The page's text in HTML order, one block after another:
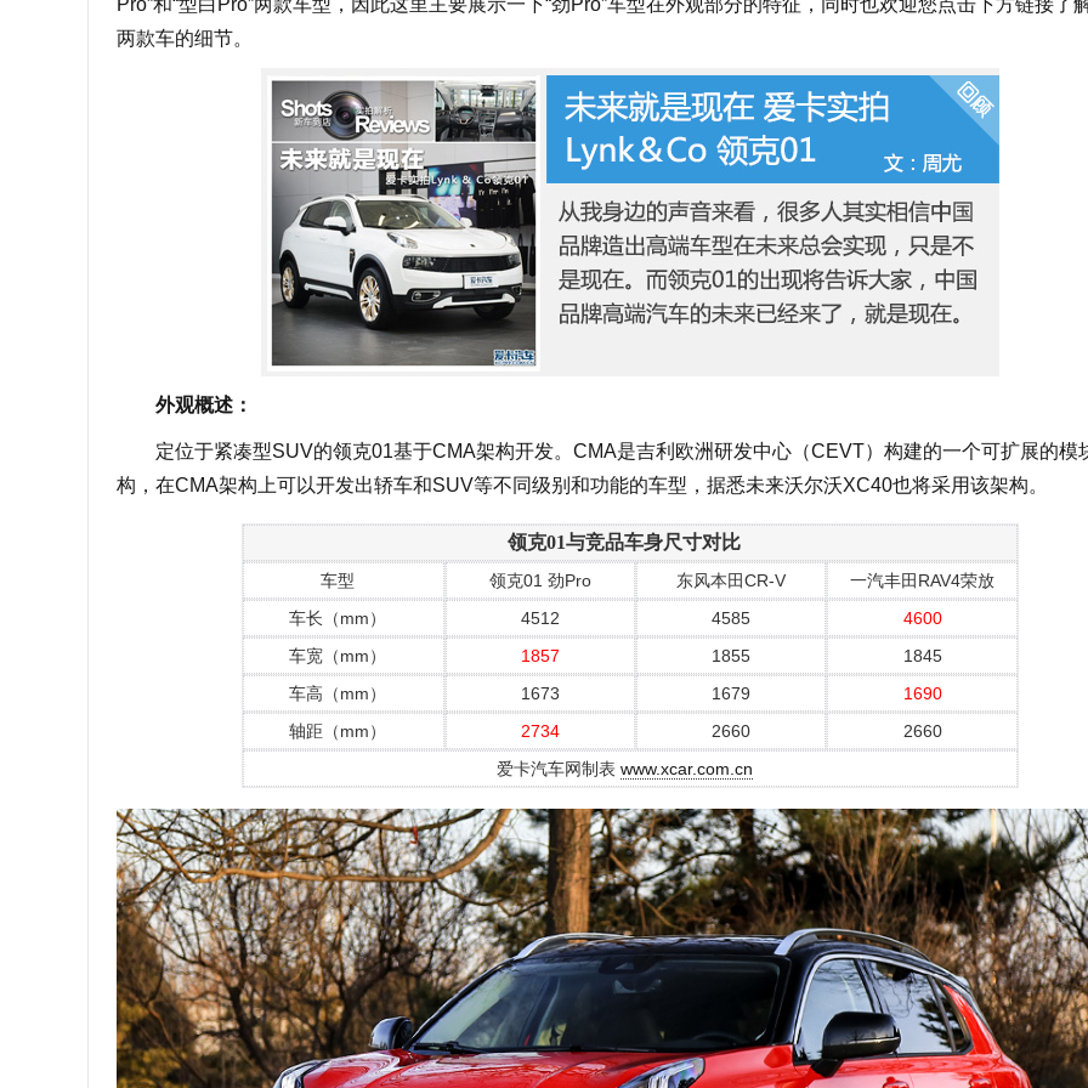
两款车的细节。
外观概述：
定位于紧凑型SUV的领克01基于CMA架构开发。CMA是吉利欧洲研发中心（CEVT）构建的一个可扩展的模
构，在CMA架构上可以开发出轿车和SUV等不同级别和功能的车型，据悉未来沃尔沃XC40也将采用该架构。
领克01与竞品车身尺寸对比
车型 领克01 劲Pro 东风本田CR-V
一汽丰田RAV4荣放
车长（mm）
4512 4585
4600
车宽（mm）
1857 1855
1845
车高（mm）
1673 1679
1690
轴距（mm）
2734 2660
2660
爱卡汽车网制表 www.xcar.com.cn